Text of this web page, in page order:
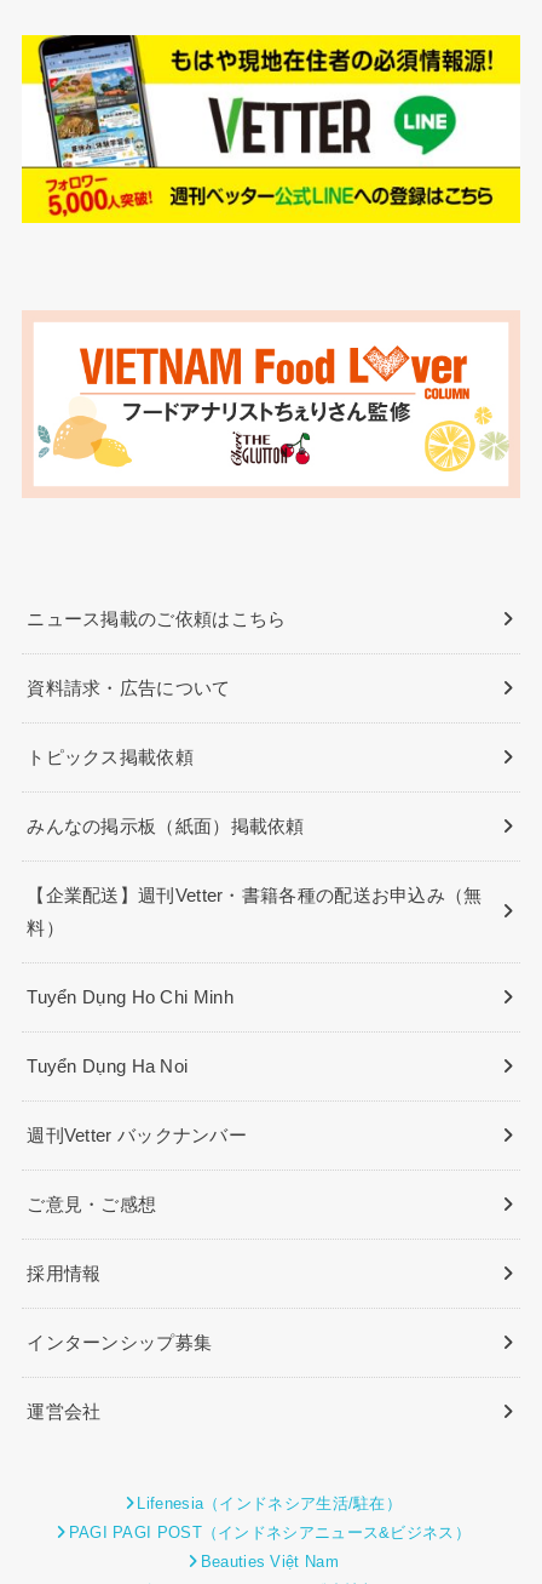
ニュース掲載のご依頼はこちら
資料請求・広告について
トピックス掲載依頼
みんなの掲示板（紙面）掲載依頼
【企業配送】週刊Vetter・書籍各種の配送お申込み（無
料）
Tuyển Dụng Ho Chi Minh
Tuyển Dụng Ha Noi
週刊Vetter バックナンバー
ご意見・ご感想
採用情報
インターンシップ募集
運営会社
Lifenesia（インドネシア生活/駐在）
PAGI PAGI POST（インドネシアニュース&ビジネス）
Beauties Việt Nam